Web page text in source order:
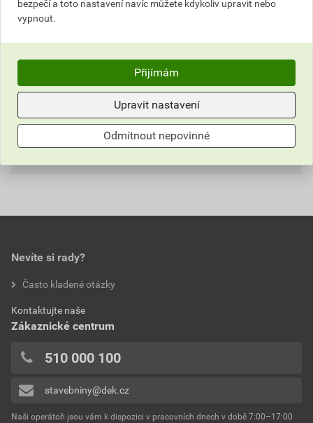
zakrytí spojení mezi dvěma kolmo se protínajícími
Aktuální prodejní cena po slevě 26% z ceníkové ceny
717,06 Kč
867,64 Kč
Dokumenty
Dokumenty výrobce
DOKUMENTY BETONPRES
externí odkaz
Parametry
typ hřebenáč rozdělovací X
barva
materiál
celková šířka
celková délka
spotřeba
hmotnost 5,0 kg
0,0
hodnotilo 0 uživatelů
Přidávat hodnocení může pouze přihlášený uživatel.
Nevíte si rady?
Často kladené otázky
Kontaktujte naše
Zákaznické centrum
510 000 100
stavebniny@dek.cz
Naši operátoři jsou vám k dispozici v pracovních dnech v době 7:00–17:00
bezpečí a toto nastavení navíc můžete kdykoliv upravit nebo
vypnout.
Přijímám
Upravit nastavení
Odmítnout nepovinné